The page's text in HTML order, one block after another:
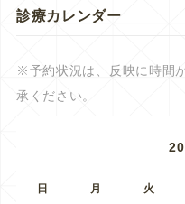
診療カレンダー
※予約状況は、反映に時間
承ください。
日 月 火